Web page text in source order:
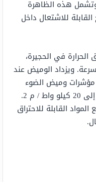
هذه الظاهرة
للاشتعال داخل
في الحجيرة،
ويزداد الوميض عند
مؤشرات وميض الضوء
تدفقًا حراريًا مشعًا على الأرض من 15 إلى 20 كيلو واط / م 2.
القابلة للاحتراق